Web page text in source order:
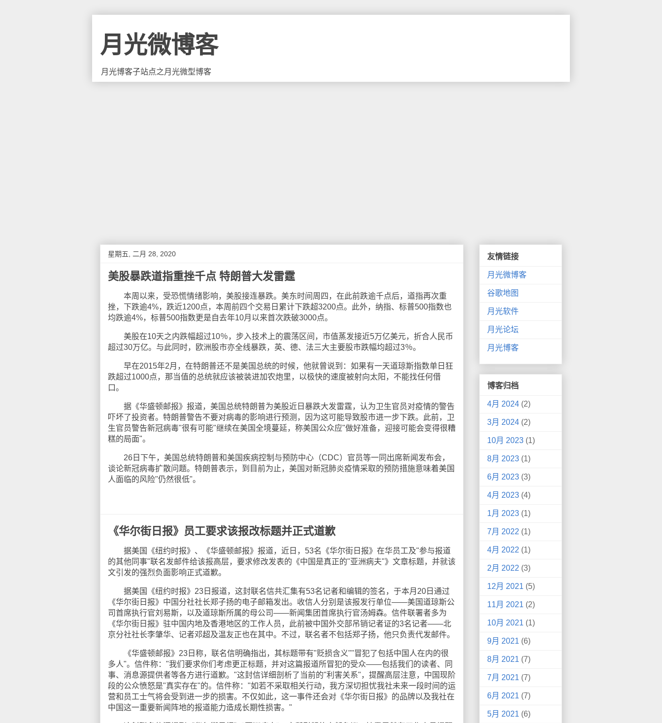
月光微博客
月光博客子站点之月光微型博客
星期五, 二月 28, 2020
美股暴跌道指重挫千点 特朗普大发雷霆
本周以来，受恐慌情绪影响，美股接连暴跌。美东时间周四，在此前跌逾千点后，道指再次重
挫，下跌逾4%，跌近1200点，本周前四个交易日累计下跌超3200点。此外，纳指、标普500指数也
均跌逾4%，标普500指数更是自去年10月以来首次跌破3000点。
美股在10天之内跌幅超过10％，步入技术上的震荡区间，市值蒸发接近5万亿美元，折合人民币
超过30万亿。与此同时，欧洲股市亦全线暴跌，英、德、法三大主要股市跌幅均超过3％。
早在2015年2月，在特朗普还不是美国总统的时候，他就曾说到：如果有一天道琼斯指数单日狂
跌超过1000点，那当值的总统就应该被装进加农炮里，以极快的速度被射向太阳，不能找任何借
口。
据《华盛顿邮报》报道，美国总统特朗普为美股近日暴跌大发雷霆，认为卫生官员对疫情的警告
吓坏了投资者。特朗普警告不要对病毒的影响进行预测，因为这可能导致股市进一步下跌。此前，卫
生官员警告新冠病毒"很有可能"继续在美国全境蔓延，称美国公众应"做好准备，迎接可能会变得很糟
糕的局面"。
26日下午，美国总统特朗普和美国疾病控制与预防中心（CDC）官员等一同出席新闻发布会，
谈论新冠病毒扩散问题。特朗普表示，到目前为止，美国对新冠肺炎疫情采取的预防措施意味着美国
人面临的风险"仍然很低"。
《华尔街日报》员工要求该报改标题并正式道歉
据美国《纽约时报》、《华盛顿邮报》报道，近日，53名《华尔街日报》在华员工及"参与报道
的其他同事"联名发邮件给该报高层，要求修改发表的《中国是真正的"亚洲病夫"》文章标题，并就该
文引发的强烈负面影响正式道歉。
据美国《纽约时报》23日报道，这封联名信共汇集有53名记者和编辑的签名，于本月20日通过
《华尔街日报》中国分社社长郑子扬的电子邮箱发出。收信人分别是该报发行单位——美国道琼斯公
司首席执行官刘易斯，以及道琼斯所属的母公司——新闻集团首席执行官汤姆森。信件联署者多为
《华尔街日报》驻中国内地及香港地区的工作人员，此前被中国外交部吊销记者证的3名记者——北
京分社社长李肇华、记者邓超及温友正也在其中。不过，联名者不包括郑子扬，他只负责代发邮件。
《华盛顿邮报》23日称，联名信明确指出，其标题带有"贬损含义""冒犯了包括中国人在内的很
多人"。信件称："我们要求你们考虑更正标题，并对这篇报道所冒犯的受众——包括我们的读者、同
事、消息源提供者等各方进行道歉。"这封信详细剖析了当前的"利害关系"，提醒高层注意，中国现阶
段的公众愤怒是"真实存在"的。信件称："如若不采取相关行动，我方深切担忧我社未来一段时间的运
营和员工士气将会受到进一步的损害。不仅如此，这一事件还会对《华尔街日报》的品牌以及我社在
中国这一重要新闻阵地的报道能力造成长期性损害。"
友情链接
月光微博客
谷歌地图
月光软件
月光论坛
月光博客
博客归档
4月 2024 (2)
3月 2024 (2)
10月 2023 (1)
8月 2023 (1)
6月 2023 (3)
4月 2023 (4)
1月 2023 (1)
7月 2022 (1)
4月 2022 (1)
2月 2022 (3)
12月 2021 (5)
11月 2021 (2)
10月 2021 (1)
9月 2021 (6)
8月 2021 (7)
7月 2021 (7)
6月 2021 (7)
5月 2021 (6)